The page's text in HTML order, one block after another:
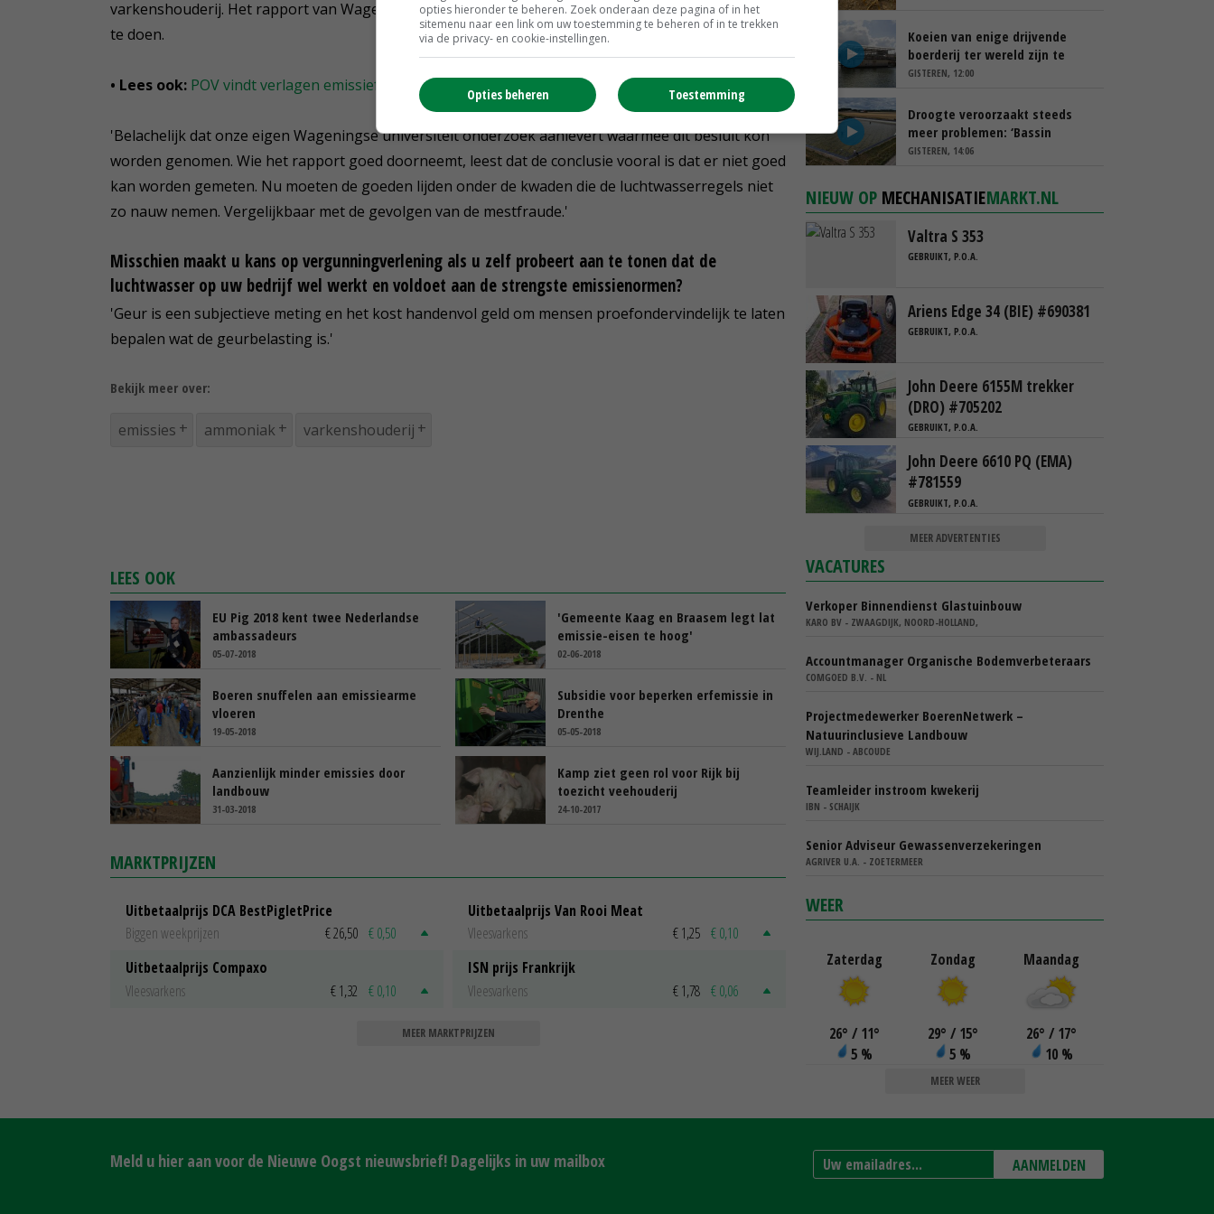
varkenshouderij. Het rapport van Wageningen University & Research geeft ze de gelegenheid dat
te doen.
• Lees ook: POV vindt verlagen emissiefactoren luchtwassers te voorbarig
'Belachelijk dat onze eigen Wageningse universiteit onderzoek aanlevert waarmee dit besluit kon
worden genomen. Wie het rapport goed doorneemt, leest dat de conclusie vooral is dat er niet goed
kan worden gemeten. Nu moeten de goeden lijden onder de kwaden die de luchtwasserregels niet
zo nauw nemen. Vergelijkbaar met de gevolgen van de mestfraude.'
Misschien maakt u kans op vergunningverlening als u zelf probeert aan te tonen dat de
luchtwasser op uw bedrijf wel werkt en voldoet aan de strengste emissienormen?
'Geur is een subjectieve meting en het kost handenvol geld om mensen proefondervindelijk te laten
bepalen wat de geurbelasting is.'
Bekijk meer over:
emissies ammoniak varkenshouderij
LEES OOK
EU Pig 2018 kent twee Nederlandse
ambassadeurs
05-07-2018
'Gemeente Kaag en Braasem legt lat
emissie-eisen te hoog'
02-06-2018
Boeren snuffelen aan emissiearme
vloeren
19-05-2018
Subsidie voor beperken erfemissie in
Drenthe
05-05-2018
Aanzienlijk minder emissies door
landbouw
31-03-2018
Kamp ziet geen rol voor Rijk bij
toezicht veehouderij
24-10-2017
MARKTPRIJZEN
Uitbetaalprijs DCA BestPigletPrice
Biggen weekprijzen
€ 26,50 € 0,50
Uitbetaalprijs Compaxo
Vleesvarkens
€ 1,32 € 0,10
Uitbetaalprijs Van Rooi Meat
Vleesvarkens
€ 1,25 € 0,10
ISN prijs Frankrijk
Vleesvarkens
€ 1,78 € 0,06
MEER MARKTPRIJZEN
Koeien van enige drijvende
boerderij ter wereld zijn te
koop
GISTEREN, 12:00
Droogte veroorzaakt steeds
meer problemen: ‘Bassin
afgelopen week al leeg’
GISTEREN, 14:06
NIEUW OP MECHANISATIEMARKT.NL
Valtra S 353
GEBRUIKT, P.O.A.
Ariens Edge 34 (BIE) #690381
GEBRUIKT, P.O.A.
John Deere 6155M trekker
(DRO) #705202
GEBRUIKT, P.O.A.
John Deere 6610 PQ (EMA)
#781559
GEBRUIKT, P.O.A.
MEER ADVERTENTIES
VACATURES
Verkoper Binnendienst Glastuinbouw
KARO BV - ZWAAGDIJK, NOORD-HOLLAND,
Accountmanager Organische Bodemverbeteraars
COMGOED B.V. - NL
Projectmedewerker BoerenNetwerk –
Natuurinclusieve Landbouw
WIJ.LAND - ABCOUDE
Teamleider instroom kwekerij
IBN - SCHAIJK
Senior Adviseur Gewassenverzekeringen
AGRIVER U.A. - ZOETERMEER
WEER
Zaterdag
26° / 11°
5 %
Zondag
29° / 15°
5 %
Maandag
26° / 17°
10 %
MEER WEER
Meld u hier aan voor de Nieuwe Oogst nieuwsbrief! Dagelijks in uw mailbox AANMELDEN
opties hieronder te beheren. Zoek onderaan deze pagina of in het
sitemenu naar een link om uw toestemming te beheren of in te trekken
via de privacy- en cookie-instellingen.
Toestemming
Opties beheren